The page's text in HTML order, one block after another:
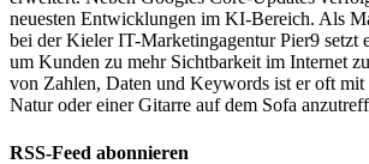
neuesten Entwicklungen im KI-Bereich. Als
bei der Kieler IT-Marketingagentur Pier9 setzt
um Kunden zu mehr Sichtbarkeit im Internet
von Zahlen, Daten und Keywords ist er oft mit
Natur oder einer Gitarre auf dem Sofa
RSS-Feed abonnieren